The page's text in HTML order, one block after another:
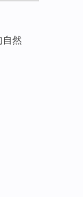
自然